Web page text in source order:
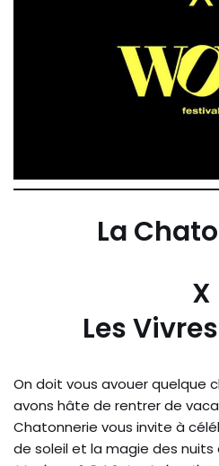
La
X
Les
On doit vous avouer quelque
avons hâte de rentrer de
Chatonnerie vous invite à
de soleil et la magie des nuits